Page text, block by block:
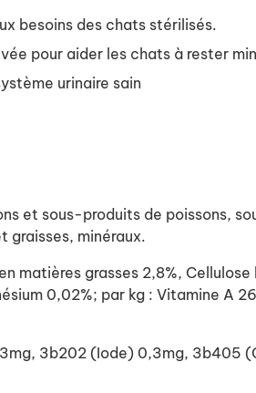
besoins des chats stérilisés.
pour aider les chats à rester
urinaire sain
et sous-produits de poissons,
graisses, minéraux.
matières grasses 2,8%,
0,02%; par kg : Vitamine A
3b202 (Iode) 0,3mg,